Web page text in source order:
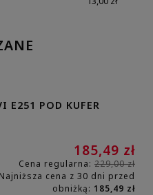
E251 POD KUFER
185,49 zł
Cena regularna: 229,00 zł
Najniższa cena z 30 dni przed
obniżką: 185,49 zł